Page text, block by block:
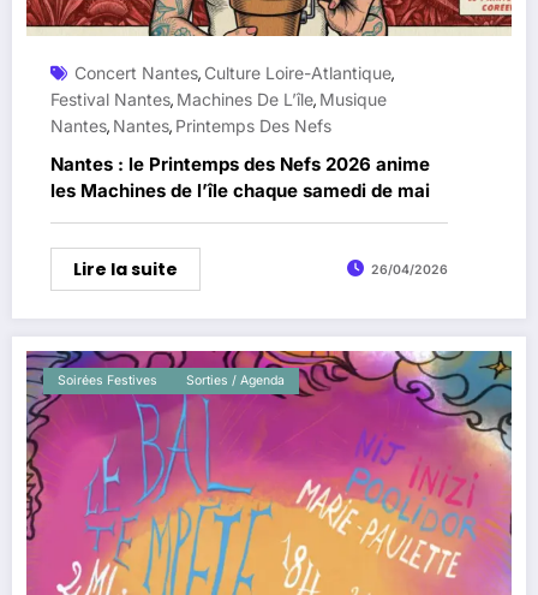
Concert Nantes, Culture Loire-Atlantique,
Festival Nantes, Machines De L’île, Musique
Nantes, Nantes, Printemps Des Nefs
Nantes : le Printemps des Nefs 2026 anime
les Machines de l’île chaque samedi de mai
Lire la suite 26/04/2026
Soirées Festives Sorties / Agenda